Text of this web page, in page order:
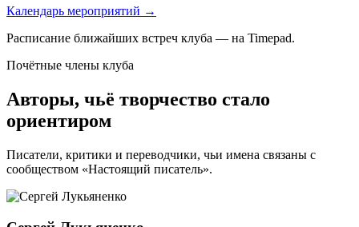
Календарь мероприятий →
Расписание ближайших встреч клуба — на Timepad.
Почётные члены клуба
Авторы, чьё творчество стало
ориентиром
Писатели, критики и переводчики, чьи имена связаны с
сообществом «Настоящий писатель».